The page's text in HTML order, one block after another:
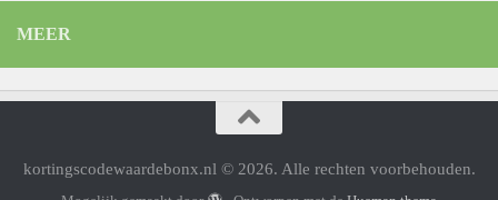
MEER
kortingscodewaardebonx.nl © 2026. Alle rechten voorbehouden.